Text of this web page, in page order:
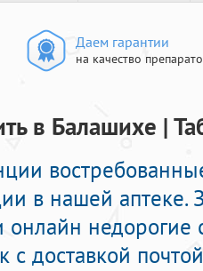
Даем гарантии
на качество
в Балашихе |
в нашей аптеке.
недорогие
с доставкой